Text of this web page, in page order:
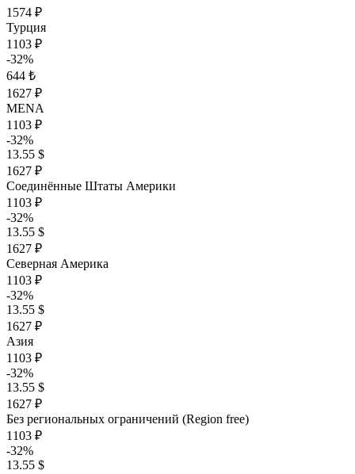
1574 ₽
Турция
1103 ₽
-32%
644 ₺
1627 ₽
MENA
1103 ₽
-32%
13.55 $
1627 ₽
Соединённые Штаты Америки
1103 ₽
-32%
13.55 $
1627 ₽
Северная Америка
1103 ₽
-32%
13.55 $
1627 ₽
Азия
1103 ₽
-32%
13.55 $
1627 ₽
Без региональных ограничений (Region free)
1103 ₽
-32%
13.55 $